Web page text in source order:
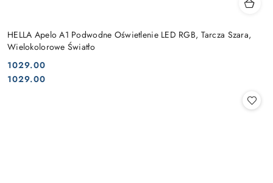
HELLA Apelo A1 Podwodne Oświetlenie LED RGB, Tarcza Szara,
Wielokolorowe Światło
Cena:
1029.00
Cena:
1029.00